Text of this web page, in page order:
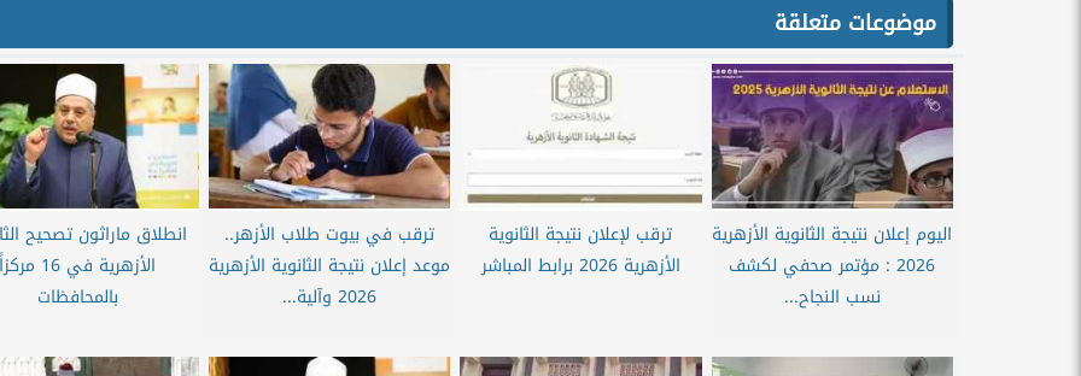
موضوعات متعلقة
اليوم إعلان نتيجة الثانوية الأزهرية
2026 : مؤتمر صحفي لكشف
نسب النجاح...
ترقب لإعلان نتيجة الثانوية
الأزهرية 2026 برابط المباشر
ترقب في بيوت طلاب الأزهر..
موعد إعلان نتيجة الثانوية الأزهرية
2026 وآلية...
انطلاق ماراثون تصحيح
الأزهرية في 16 مركزاً
بالمحافظات